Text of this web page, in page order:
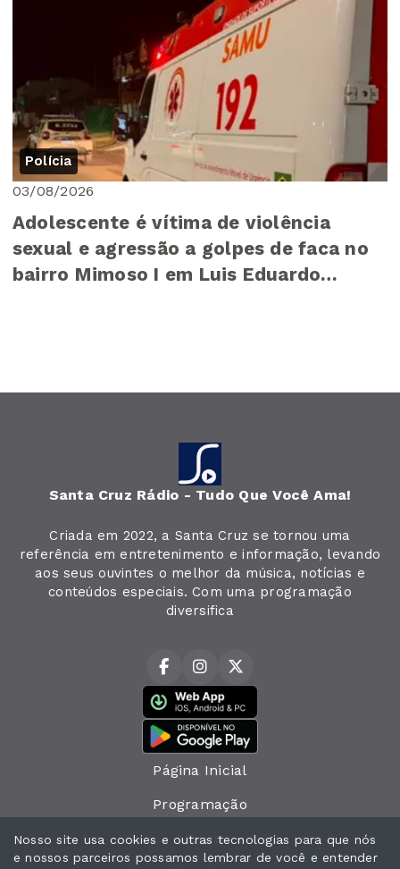
Polícia
03/08/2026
Adolescente é vítima de violência
sexual e agressão a golpes de faca no
bairro Mimoso I em Luis Eduardo
Santa Cruz Rádio - Tudo Que Você Ama!
Criada em 2022, a Santa Cruz se tornou uma
referência em entretenimento e informação, levando
aos seus ouvintes o melhor da música, notícias e
conteúdos especiais. Com uma programação
diversifica
Página Inicial
Programação
Álbuns
Nosso site usa cookies e outras tecnologias para que nós
e nossos parceiros possamos lembrar de você e entender